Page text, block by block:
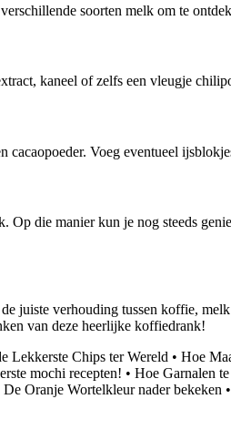
soorten melk om te
kaneel of zelfs een vleugje
Voeg eventueel
Op die manier kun je nog steeds
juiste verhouding tussen koffie,
van deze heerlijke koffiedrank!
Lekkerste Chips ter Wereld • Hoe
mochi recepten! • Hoe Garnalen
Oranje Wortelkleur nader bekeken •